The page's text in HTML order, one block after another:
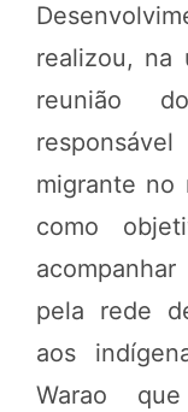
realizou, na
reunião
migrante no
como
pela rede
aos
Warao